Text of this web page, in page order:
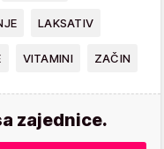
LAKSATIV
VITAMINI ZAČIN
zajednice.